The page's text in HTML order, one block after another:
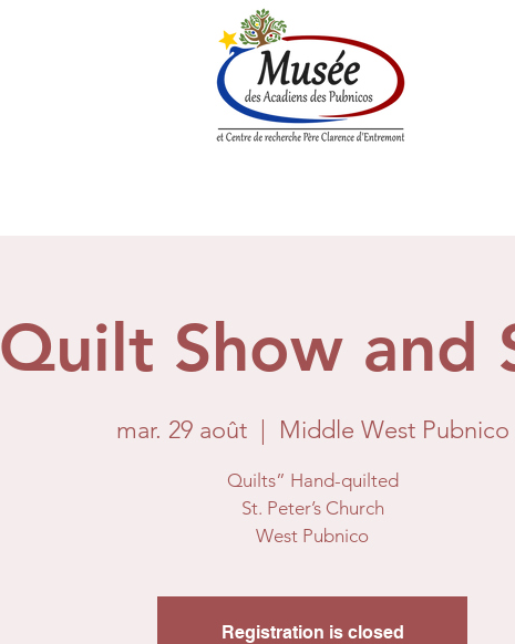
Quilt Show and
mar. 29 août
  |
Middle West Pubnico
Quilts” Hand-quilted
St. Peter’s Church
Registration is closed